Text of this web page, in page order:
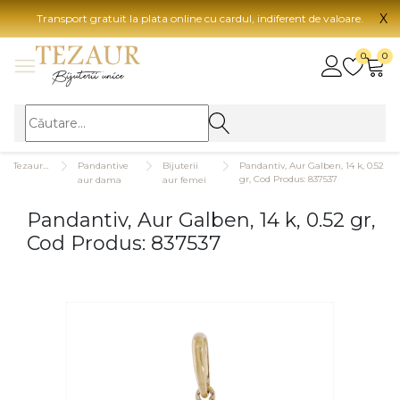
Transport gratuit la plata online cu cardul, indiferent de valoare. X
0 0
BIJUTERII
BIJUTERII FEMEI
Inele
Bratari
Pandantive
aur dama
Bijuterii
aur femei
Pandantiv, Aur Galben, 14 k, 0.52
gr, Cod Produs: 837537
Pandantiv, Aur Galben, 14 k, 0.52 gr,
Cod Produs: 837537